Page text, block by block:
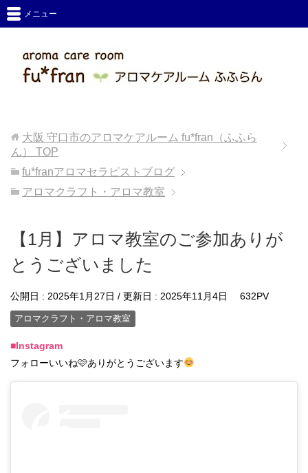
メニュー
大阪 守口市のアロマケアルーム fu*fran（ふふら
ん）
TOP
fu*franアロマセラピストブログ
アロマクラフト・アロマ教室
【1月】アロマ教室のご参加ありが
とうございました
公開日 : 2025年1月27日 / 更新日 : 2025年11月4日 632PV
アロマクラフト・アロマ教室
■Instagram
フォローいいね🩷ありがとうございます